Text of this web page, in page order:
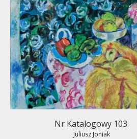
Nr Katalogowy 103.
Juliusz Joniak